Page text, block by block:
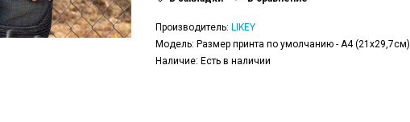
Производитель: LIKEY
Модель: Размер принта по умолчанию - А4 (21x29,7см)
Наличие: Есть в наличии